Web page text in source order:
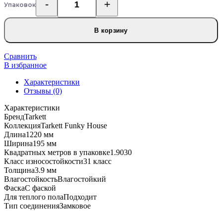
УпаковокКоличество
товара
Кварцвиниловый
Tarkett
Funky
House
В корзину
Сравнить
В избранное
Характеристики
Отзывы (0)
Характеристики
БрендTarkett
КоллекцияTarkett Funky House
Длина1220 мм
Ширина195 мм
Квадратных метров в упаковке1.9030
Класс износостойкости31 класс
Толщина3.9 мм
ВлагостойкостьВлагостойкий
ФаскаС фаской
Для теплого полаПодходит
Тип соединенияЗамковое